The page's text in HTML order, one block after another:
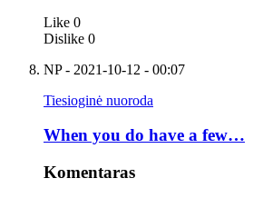
Like 0
Dislike 0
NP- 2021-10-12 - 00:07
Tiesioginė nuoroda
When you do have a few…
Komentaras